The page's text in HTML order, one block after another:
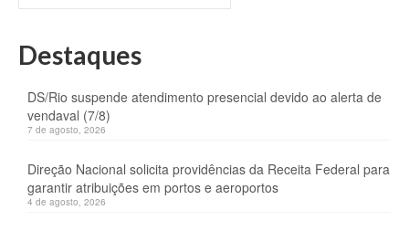
por:
Destaques
DS/Rio suspende atendimento presencial devido ao alerta de
vendaval (7/8)
7 de agosto, 2026
Direção Nacional solicita providências da Receita Federal para
garantir atribuições em portos e aeroportos
4 de agosto, 2026